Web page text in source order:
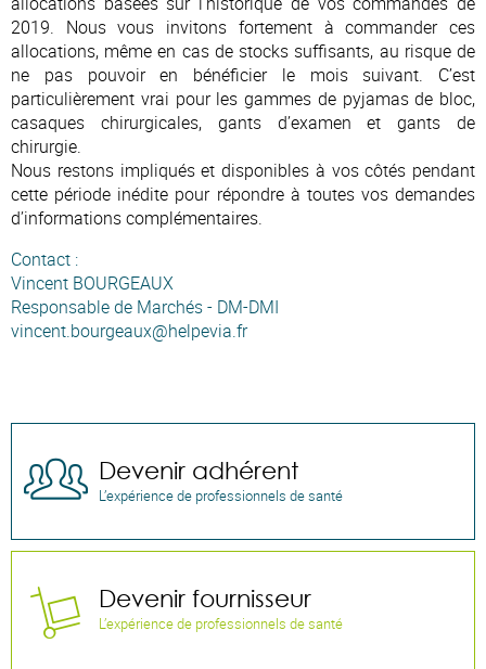
2019. Nous vous invitons fortement à commander ces
allocations, même en cas de stocks suffisants, au risque de
ne pas pouvoir en bénéficier le mois suivant. C’est
particulièrement vrai pour les gammes de pyjamas de bloc,
casaques chirurgicales, gants d’examen et gants de
chirurgie.
Nous restons impliqués et disponibles à vos côtés pendant
cette période inédite pour répondre à toutes vos demandes
d’informations complémentaires.
Contact :
Vincent BOURGEAUX
Responsable de Marchés - DM-DMI
vincent.bourgeaux@helpevia.fr
 Devenir adhérent
L’expérience de professionnels de santé
 Devenir fournisseur
L’expérience de professionnels de santé